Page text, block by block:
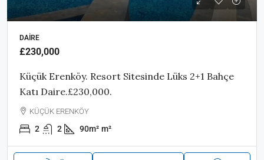
DAIRE
£230,000
Küçük Erenköy. Resort Sitesinde Lüks 2+1 Bahçe
Katı Daire.£230,000.
KÜÇÜK ERENKÖY
2 2 90m² m²